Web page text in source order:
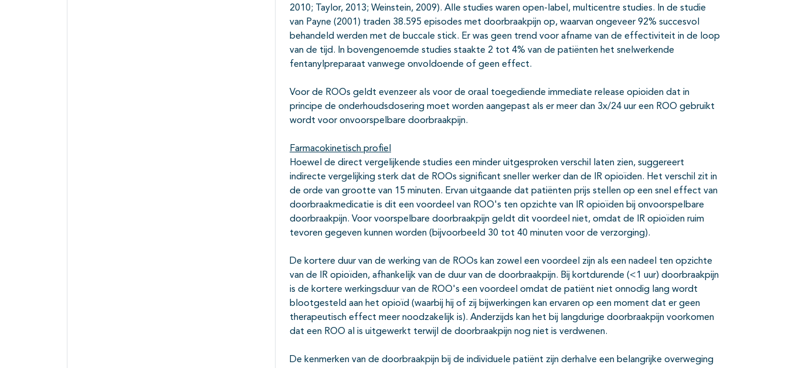
2010; Taylor, 2013; Weinstein, 2009). Alle studies waren open-label, multicentre studies. In de studie
van Payne (2001) traden 38.595 episodes met doorbraakpijn op, waarvan ongeveer 92% succesvol
behandeld werden met de buccale stick. Er was geen trend voor afname van de effectiviteit in de loop
van de tijd. In bovengenoemde studies staakte 2 tot 4% van de patiënten het snelwerkende
fentanylpreparaat vanwege onvoldoende of geen effect.
Voor de ROOs geldt evenzeer als voor de oraal toegediende immediate release opioiden dat in
principe de onderhoudsdosering moet worden aangepast als er meer dan 3x/24 uur een ROO gebruikt
wordt voor onvoorspelbare doorbraakpijn.
Farmacokinetisch profiel
Hoewel de direct vergelijkende studies een minder uitgesproken verschil laten zien, suggereert
indirecte vergelijking sterk dat de ROOs significant sneller werker dan de IR opioïden. Het verschil zit in
de orde van grootte van 15 minuten. Ervan uitgaande dat patiënten prijs stellen op een snel effect van
doorbraakmedicatie is dit een voordeel van ROO's ten opzichte van IR opioïden bij onvoorspelbare
doorbraakpijn. Voor voorspelbare doorbraakpijn geldt dit voordeel niet, omdat de IR opioïden ruim
tevoren gegeven kunnen worden (bijvoorbeeld 30 tot 40 minuten voor de verzorging).
De kortere duur van de werking van de ROOs kan zowel een voordeel zijn als een nadeel ten opzichte
van de IR opioïden, afhankelijk van de duur van de doorbraakpijn. Bij kortdurende (<1 uur) doorbraakpijn
is de kortere werkingsduur van de ROO's een voordeel omdat de patiënt niet onnodig lang wordt
blootgesteld aan het opioïd (waarbij hij of zij bijwerkingen kan ervaren op een moment dat er geen
therapeutisch effect meer noodzakelijk is). Anderzijds kan het bij langdurige doorbraakpijn voorkomen
dat een ROO al is uitgewerkt terwijl de doorbraakpijn nog niet is verdwenen.
De kenmerken van de doorbraakpijn bij de individuele patiënt zijn derhalve een belangrijke overweging